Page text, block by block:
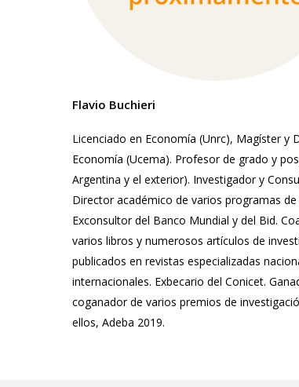
Flavio Buchieri
Licenciado en Economía (Unrc), Magíster y
Economía (Ucema). Profesor de grado y
Argentina y el exterior). Investigador y
Director académico de varios programas
Exconsultor del Banco Mundial y del Bid.
varios libros y numerosos artículos de
publicados en revistas especializadas
internacionales. Exbecario del Conicet.
coganador de varios premios de
ellos, Adeba 2019.